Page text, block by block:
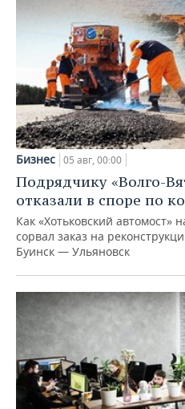
Бизнес 05 авг, 00:00
Подрядчику «Волго-
отказали в споре по
Как «Хотьковский автомост»
сорвал заказ на
Буинск — Ульяновск